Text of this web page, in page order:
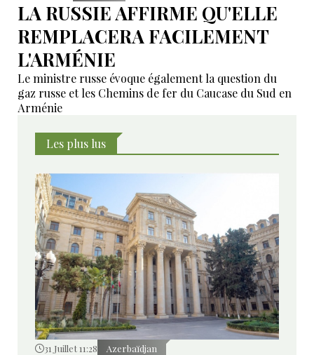
LA RUSSIE AFFIRME QU'ELLE
REMPLACERA FACILEMENT
L'ARMÉNIE
Le ministre russe évoque également la question du
gaz russe et les Chemins de fer du Caucase du Sud en
Arménie
Les plus lus
31 Juillet 11:28 Azerbaïdjan